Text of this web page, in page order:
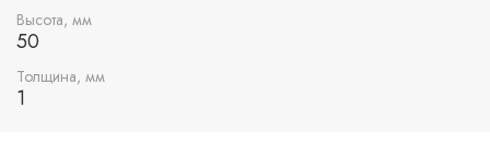
Высота, мм
50
Толщина, мм
1